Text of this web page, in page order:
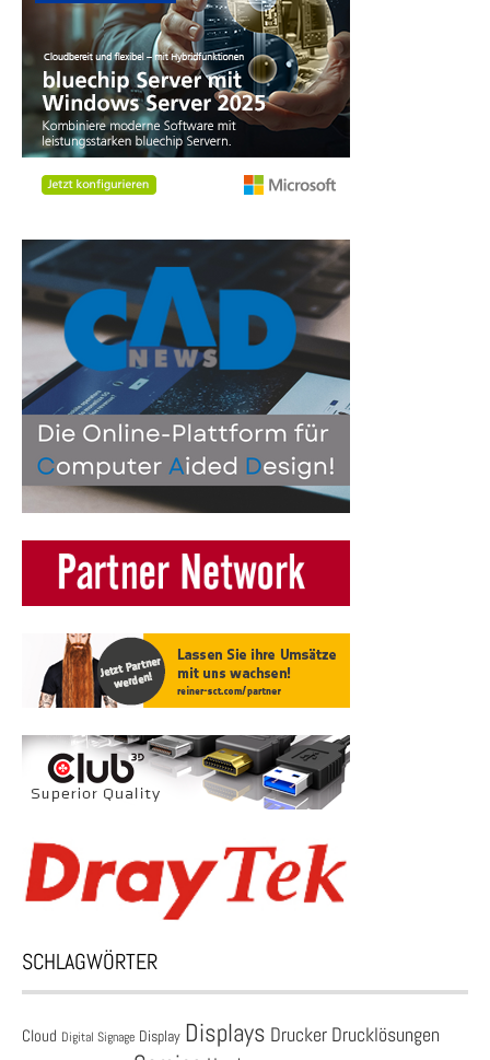
SCHLAGWÖRTER
Cloud Digital Signage Display Displays Drucker Drucklösungen